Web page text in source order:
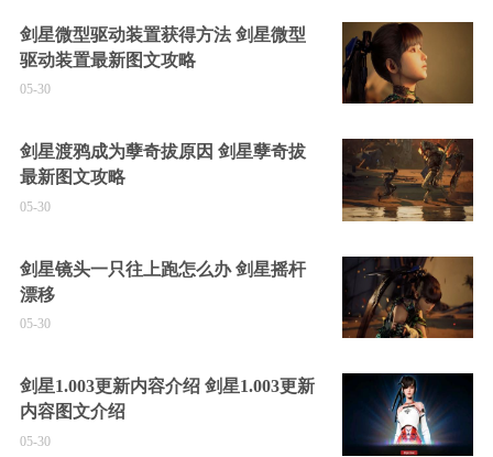
剑星微型驱动装置获得方法 剑星微型
驱动装置最新图文攻略
05-30
剑星渡鸦成为孽奇拔原因 剑星孽奇拔
最新图文攻略
05-30
剑星镜头一只往上跑怎么办 剑星摇杆
漂移
05-30
剑星1.003更新内容介绍 剑星1.003更新
内容图文介绍
05-30